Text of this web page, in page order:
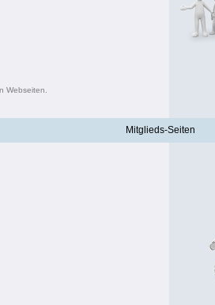
Webseiten.
Mitglieds-Seiten